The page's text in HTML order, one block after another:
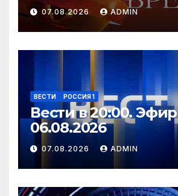
07.08.2026 ADMIN
ВЕСТИ РОССИЯ 1
Вести в 20:00. Эфир
06.08.2026
07.08.2026 ADMIN